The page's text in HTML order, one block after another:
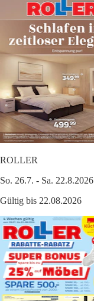
ROLLER
So. 26.7. - Sa. 22.8.2026
Gültig bis 22.08.2026